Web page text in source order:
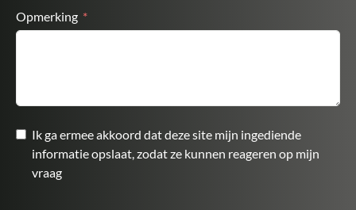
Opmerking
Ik ga ermee akkoord dat deze site mijn ingediende
informatie opslaat, zodat ze kunnen reageren op mijn
vraag